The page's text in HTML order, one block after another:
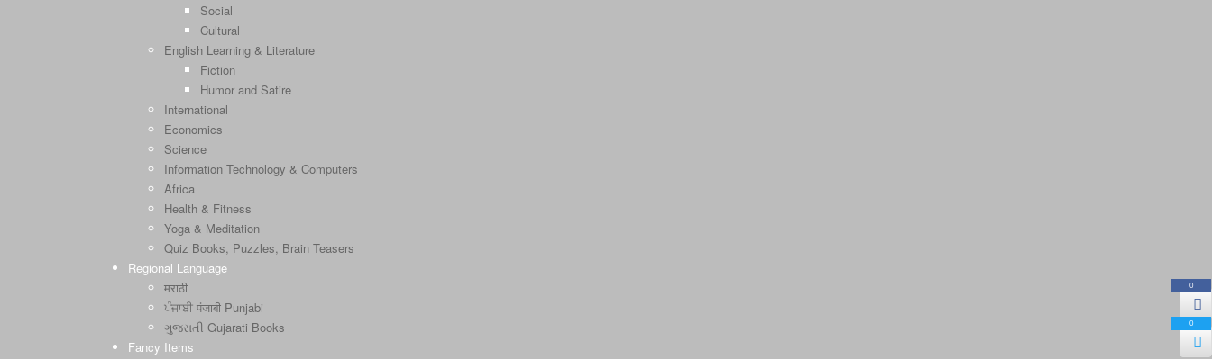
Social
Cultural
English Learning & Literature
Fiction
Humor and Satire
International
Economics
Science
Information Technology & Computers
Africa
Health & Fitness
Yoga & Meditation
Quiz Books, Puzzles, Brain Teasers
Regional Language
मराठी
ਪੰਜਾਬੀ पंजाबी Punjabi
ગુજરાતી Gujarati Books
Fancy Items
0
0